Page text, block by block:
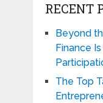
RECENT
Beyond
Finance
The Top